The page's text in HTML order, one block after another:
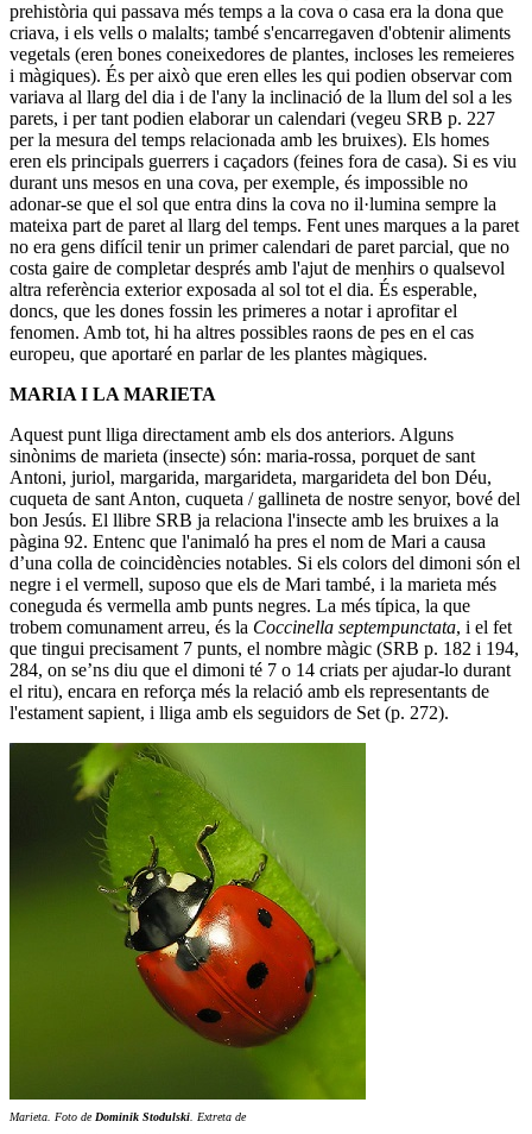
prehistòria qui passava més temps a la cova o casa era la dona que
criava, i els vells o malalts; també s'encarregaven d'obtenir aliments
vegetals (eren bones coneixedores de plantes, incloses les remeieres
i màgiques). És per això que eren elles les qui podien observar com
variava al llarg del dia i de l'any la inclinació de la llum del sol a les
parets, i per tant podien elaborar un calendari (vegeu SRB p. 227
per la mesura del temps relacionada amb les bruixes). Els homes
eren els principals guerrers i caçadors (feines fora de casa). Si es viu
durant uns mesos en una cova, per exemple, és impossible no
adonar-se que el sol que entra dins la cova no il·lumina sempre la
mateixa part de paret al llarg del temps. Fent unes marques a la paret
no era gens difícil tenir un primer calendari de paret parcial, que no
costa gaire de completar després amb l'ajut de menhirs o qualsevol
altra referència exterior exposada al sol tot el dia. És esperable,
doncs, que les dones fossin les primeres a notar i aprofitar el
fenomen. Amb tot, hi ha altres possibles raons de pes en el cas
europeu, que aportaré en parlar de les plantes màgiques.
MARIA I LA MARIETA
Aquest punt lliga directament amb els dos anteriors. Alguns
sinònims de marieta (insecte) són: maria-rossa, porquet de sant
Antoni, juriol, margarida, margarideta, margarideta del bon Déu,
cuqueta de sant Anton, cuqueta / gallineta de nostre senyor, bové del
bon Jesús. El llibre SRB ja relaciona l'insecte amb les bruixes a la
pàgina 92. Entenc que l'animaló ha pres el nom de Mari a causa
d’una colla de coincidències notables. Si els colors del dimoni són el
negre i el vermell, suposo que els de Mari també, i la marieta més
coneguda és vermella amb punts negres. La més típica, la que
trobem comunament arreu, és la Coccinella septempunctata, i el fet
que tingui precisament 7 punts, el nombre màgic (SRB p. 182 i 194,
284, on se’ns diu que el dimoni té 7 o 14 criats per ajudar-lo durant
el ritu), encara en reforça més la relació amb els representants de
l'estament sapient, i lliga amb els seguidors de Set (p. 272).
Marieta. Foto de Dominik Stodulski . Extreta de